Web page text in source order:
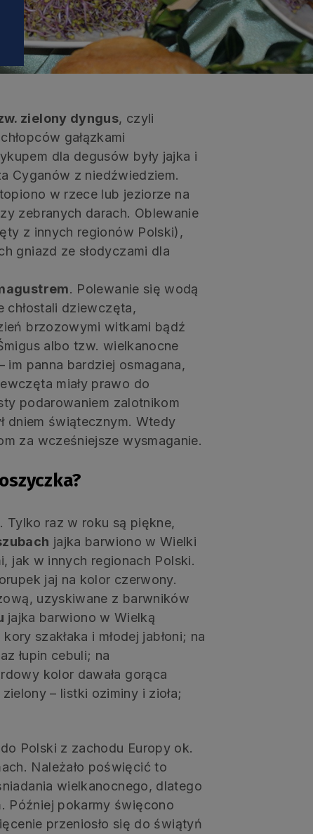
zielony dyngus, czyli
gałązkami
dla degusów były jajka i
Cyganów z niedźwiedziem.
w rzece lub jeziorze na
zebranych darach. Oblewanie
z innych regionów Polski),
gniazd ze słodyczami dla
. Polewanie się wodą
chłostali dziewczęta,
brzozowymi witkami bądź
albo tzw. wielkanocne
im panna bardziej osmagana,
miały prawo do
podarowaniem zalotnikom
dniem świątecznym. Wtedy
za wcześniejsze wysmaganie.
Tylko raz w roku są piękne,
jajka barwiono w Wielki
jak w innych regionach Polski.
jaj na kolor czerwony.
uzyskiwane z barwników
jajka barwiono w Wielką
szakłaka i młodej jabłoni; na
łupin cebuli; na
kolor dawała gorąca
– listki oziminy i zioła;
Polski z zachodu Europy ok.
Należało poświęcić to
wielkanocnego, dlatego
Później pokarmy święcono
przeniosło się do świątyń